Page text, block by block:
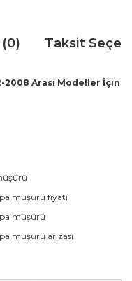
Taksit
Arası Modeller İçin
yapın!
ve diğer
müşürü fiyatı
müşürü
müşürü arızası